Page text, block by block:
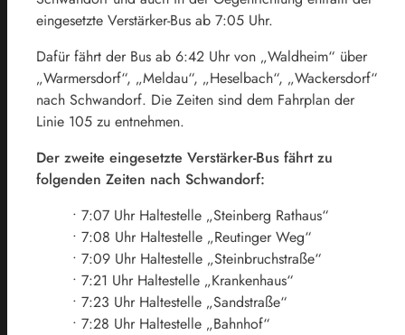
eingesetzte Verstärker-Bus ab 7:05 Uhr.
Dafür fährt der Bus ab 6:42 Uhr von „Waldheim“ über
„Warmersdorf“, „Meldau“, „Heselbach“, „Wackersdorf“
nach Schwandorf. Die Zeiten sind dem Fahrplan der
Linie 105 zu entnehmen.
Der zweite eingesetzte Verstärker-Bus fährt zu
folgenden Zeiten nach Schwandorf:
• 7:07 Uhr Haltestelle „Steinberg Rathaus“
• 7:08 Uhr Haltestelle „Reutinger Weg“
• 7:09 Uhr Haltestelle „Steinbruchstraße“
• 7:21 Uhr Haltestelle „Krankenhaus“
• 7:23 Uhr Haltestelle „Sandstraße“
• 7:28 Uhr Haltestelle „Bahnhof“